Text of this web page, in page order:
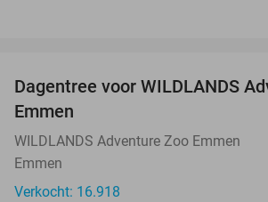
Dagentree voor WILDLANDS
Emmen
WILDLANDS Adventure Zoo Emmen
Emmen
Verkocht: 16.918